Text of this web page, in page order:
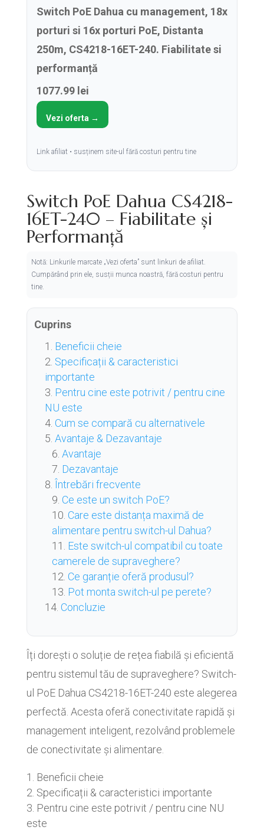
Switch PoE Dahua cu management, 18x
porturi si 16x porturi PoE, Distanta
250m, CS4218-16ET-240. Fiabilitate si
performanță
1077.99 lei
Vezi oferta →
Link afiliat • susținem site-ul fără costuri pentru tine
Switch PoE Dahua CS4218-
16ET-240 – Fiabilitate și
Performanță
Notă: Linkurile marcate „Vezi oferta” sunt linkuri de afiliat.
Cumpărând prin ele, susții munca noastră, fără costuri pentru
tine.
Cuprins
Beneficii cheie
Specificații & caracteristici
importante
Pentru cine este potrivit / pentru cine
NU este
Cum se compară cu alternativele
Avantaje & Dezavantaje
Avantaje
Dezavantaje
Întrebări frecvente
Ce este un switch PoE?
Care este distanța maximă de
alimentare pentru switch-ul Dahua?
Este switch-ul compatibil cu toate
camerele de supraveghere?
Ce garanție oferă produsul?
Pot monta switch-ul pe perete?
Concluzie
Îți dorești o soluție de rețea fiabilă și eficientă
pentru sistemul tău de supraveghere? Switch-
ul PoE Dahua CS4218-16ET-240 este alegerea
perfectă. Acesta oferă conectivitate rapidă și
management inteligent, rezolvând problemele
de conectivitate și alimentare.
Beneficii cheie
Specificații & caracteristici importante
Pentru cine este potrivit / pentru cine NU
este